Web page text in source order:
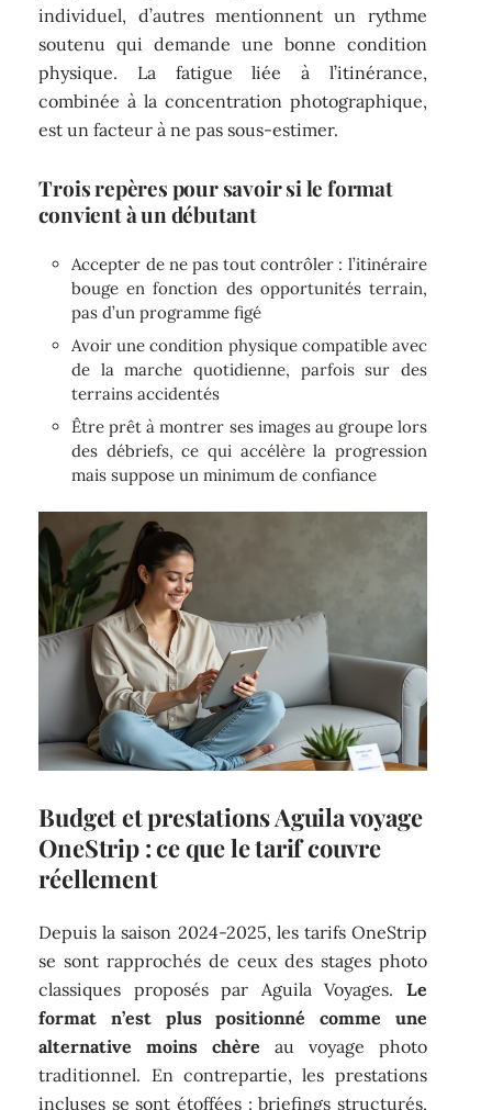
individuel, d’autres mentionnent un rythme
soutenu qui demande une bonne condition
physique. La fatigue liée à l’itinérance,
combinée à la concentration photographique,
est un facteur à ne pas sous-estimer.
Trois repères pour savoir si le format
convient à un débutant
Accepter de ne pas tout contrôler : l’itinéraire
bouge en fonction des opportunités terrain,
pas d’un programme figé
Avoir une condition physique compatible avec
de la marche quotidienne, parfois sur des
terrains accidentés
Être prêt à montrer ses images au groupe lors
des débriefs, ce qui accélère la progression
mais suppose un minimum de confiance
Budget et prestations Aguila voyage
OneStrip : ce que le tarif couvre
réellement
Depuis la saison 2024-2025, les tarifs OneStrip
se sont rapprochés de ceux des stages photo
classiques proposés par Aguila Voyages. Le
format n’est plus positionné comme une
alternative moins chère au voyage photo
traditionnel. En contrepartie, les prestations
incluses se sont étoffées : briefings structurés,